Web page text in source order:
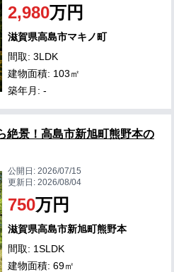
2,980万円
滋賀県高島市マキノ町
間取: 3LDK
建物面積: 103㎡
築年月: -
絶景！高島市新旭町熊野本の
公開日:2026/07/15
更新日:2026/08/04
750万円
滋賀県高島市新旭町熊野本
間取: 1SLDK
建物面積: 69㎡